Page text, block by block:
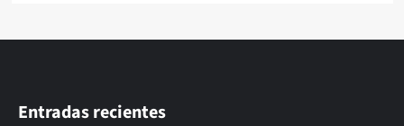
Entradas recientes